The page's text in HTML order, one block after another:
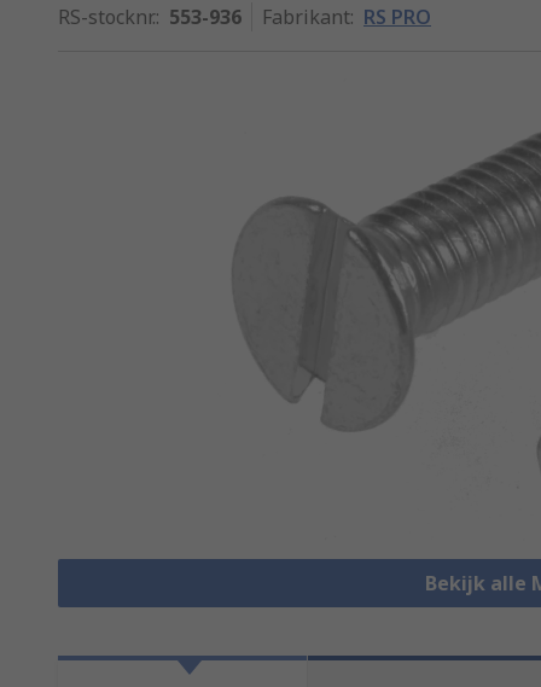
RS-stocknr.: 553-936 Fabrikant: RS PRO
Bekijk alle